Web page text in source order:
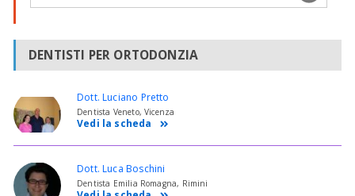
DENTISTI PER ORTODONZIA
Dott. Luciano Pretto
Dentista Veneto, Vicenza
Vedi la scheda
Dott. Luca Boschini
Dentista Emilia Romagna, Rimini